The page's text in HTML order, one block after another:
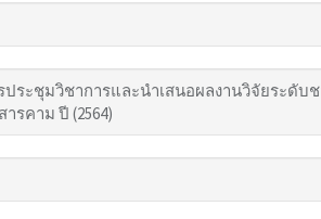
ประชุมวิชาการและนำเสนอผลงานวิจัยระดับ
รคาม ปี (2564)